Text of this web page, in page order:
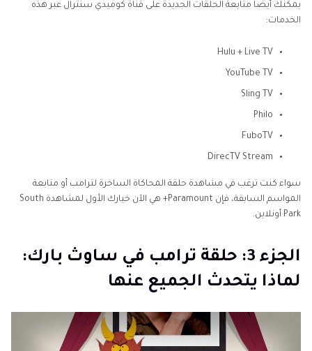
يمكنك أيضًا متابعة الحلقات الجديدة على قناة كوميدي سنترال عبر هذه
الخدمات:
Hulu + Live TV
YouTube TV
Sling TV
Philo
FuboTV
DirecTV Stream
سواء كنت ترغب في مشاهدة حلقة المحاكاة الساخرة لترامب أو متابعة
المواسم السابقة، فإن Paramount+ هي الآن خيارك الأول لمشاهدة South
Park أونلاين.
الجزء 3: حلقة ترامب في ساوث بارك:
لماذا يتحدث الجميع عنها